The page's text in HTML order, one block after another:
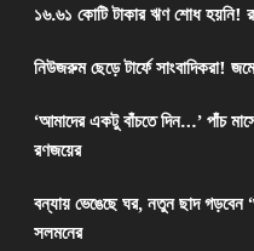
১৬.৬১ কোটি টাকার ঋণ শোধ হয়নি!
নিউজরুম ছেড়ে টার্ফে সাংবাদিকরা!
‘আমাদের একটু বাঁচতে দিন…’ পাঁচ
রণজয়ের
বন্যায় ভেঙেছে ঘর, নতুন ছাদ গড়বেন
সলমনের